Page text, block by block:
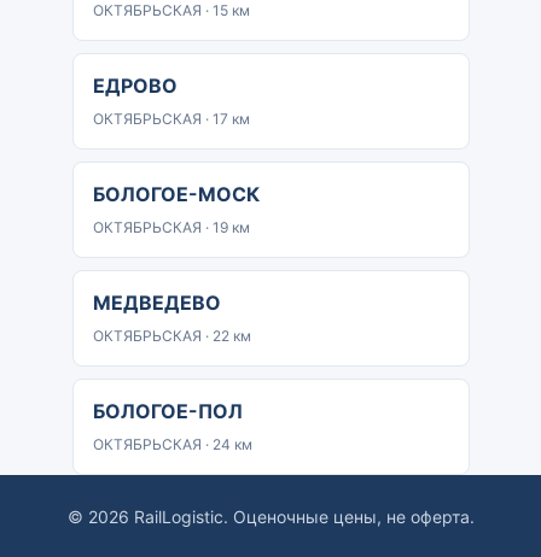
ОКТЯБРЬСКАЯ · 15 км
ЕДРОВО
ОКТЯБРЬСКАЯ · 17 км
БОЛОГОЕ-МОСК
ОКТЯБРЬСКАЯ · 19 км
МЕДВЕДЕВО
ОКТЯБРЬСКАЯ · 22 км
БОЛОГОЕ-ПОЛ
ОКТЯБРЬСКАЯ · 24 км
© 2026 RailLogistic. Оценочные цены, не оферта.